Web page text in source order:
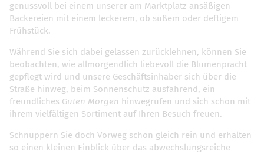
genussvoll bei einem unserer am Marktplatz ansäßigen
Bäckereien mit einem leckerem, ob süßem oder deftigem
Frühstück.
Während Sie sich dabei gelassen zurücklehnen, können Sie
beobachten, wie allmorgendlich liebevoll die Blumenpracht
gepflegt wird und unsere Geschäftsinhaber sich über die
Straße hinweg, beim Sonnenschutz ausfahrend, ein
freundliches Guten Morgen hinwegrufen und sich schon mit
ihrem vielfältigen Sortiment auf Ihren Besuch freuen.
Schnuppern Sie doch Vorweg schon gleich rein und erhalten
so einen kleinen Einblick über das abwechslungsreiche